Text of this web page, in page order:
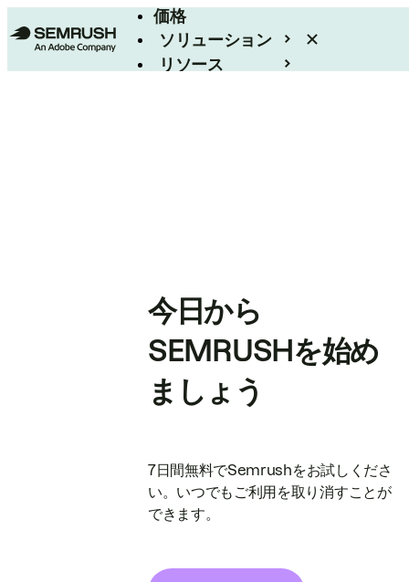
価格
ソリューション
リソース
今日から
SEMRUSHを始め
ましょう
7日間無料でSemrushをお試しくださ
い。いつでもご利用を取り消すことが
できます。